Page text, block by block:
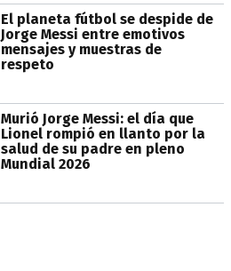
El planeta fútbol se despide de
Jorge Messi entre emotivos
mensajes y muestras de
respeto
Murió Jorge Messi: el día que
Lionel rompió en llanto por la
salud de su padre en pleno
Mundial 2026